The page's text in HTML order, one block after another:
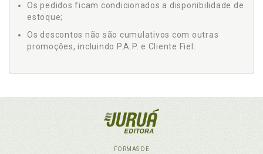
Os pedidos ficam condicionados a disponibilidade de
estoque;
Os descontos não são cumulativos com outras
promoções, incluindo P.A.P. e Cliente Fiel.
FORMAS DE